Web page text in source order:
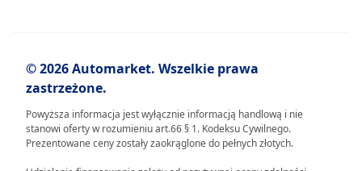
© 2026 Automarket. Wszelkie prawa
zastrzeżone.
Powyższa informacja jest wyłącznie informacją handlową i nie
stanowi oferty w rozumieniu art.66 § 1. Kodeksu Cywilnego.
Prezentowane ceny zostały zaokrąglone do pełnych złotych.